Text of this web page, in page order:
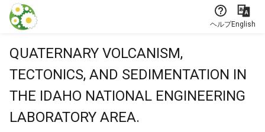
本文に飛ぶ
ヘルプEnglish
QUATERNARY VOLCANISM,
TECTONICS, AND SEDIMENTATION IN
THE IDAHO NATIONAL ENGINEERING
LABORATORY AREA.